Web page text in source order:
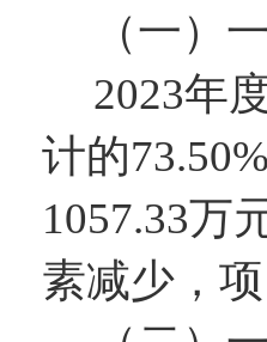
（一）
2023年
计的73.50
1057.33万
素减少，